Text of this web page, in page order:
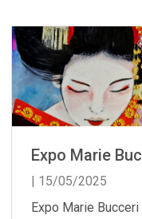
Expo Marie
| 15/05/2025
Expo Marie Bucceri